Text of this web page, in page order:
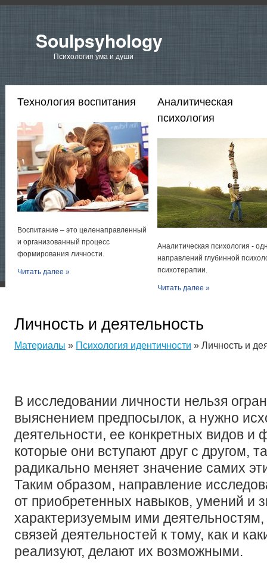
Soulpsyhology
Психология ума и души
Технология воспитания
Воспитание – это целенаправленный
и организованный процесс
формирования личности.
Читать далее »
Аналитическая
психология
Аналитическая психология -
направлений глубинной
психотерапии.
Читать далее »
Личность и деятельность
Материалы » Психология идентичности » Личность и
В исследовании личности нельзя
выяснением предпосылок, а нужно
деятельности, ее конкретных видов и
которые они вступают друг с другом,
радикально меняет значение самих
Таким образом, направление
от приобретенных навыков, умений и
характеризуемым ими
связей деятельностей к тому, как и
реализуют, делают их возможными.